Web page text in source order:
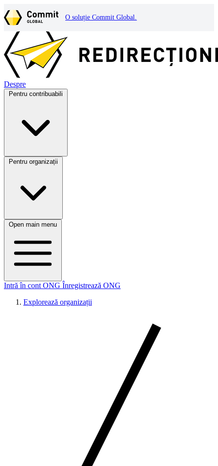
O soluție Commit Global.
Despre
Pentru contribuabili
Pentru organizații
Open main menu
Intră în cont ONG Înregistrează ONG
Explorează organizații